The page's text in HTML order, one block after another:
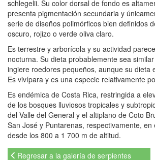
schlegelii. Su color dorsal de fondo es
presenta pigmentación secundaria y
serie de diseños polimórficos bien definidos
oscuro, rojizo o verde oliva claro.
Es terrestre y arborícola y su actividad
nocturna. Su dieta probablemente sea
ingiere roedores pequeños, aunque su dieta
Es vivípara y es una especie relativamente
Es endémica de Costa Rica, restringida a
de los bosques lluviosos tropicales y
del Valle del General y el altiplano de Coto
San José y Puntarenas, respectivamente,
desde los 800 a 1 700 m de altitud.
Regresar a la galería de serpientes